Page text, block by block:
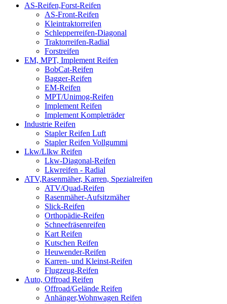
AS-Reifen,Forst-Reifen
AS-Front-Reifen
Kleintraktorreifen
Schlepperreifen-Diagonal
Traktorreifen-Radial
Forstreifen
EM, MPT, Implement Reifen
BobCat-Reifen
Bagger-Reifen
EM-Reifen
MPT/Unimog-Reifen
Implement Reifen
Implement Kompleträder
Industrie Reifen
Stapler Reifen Luft
Stapler Reifen Vollgummi
Lkw/Llkw Reifen
Lkw-Diagonal-Reifen
Lkwreifen - Radial
ATV,Rasenmäher, Karren, Spezialreifen
ATV/Quad-Reifen
Rasenmäher-Aufsitzmäher
Slick-Reifen
Orthopädie-Reifen
Schneefräsenreifen
Kart Reifen
Kutschen Reifen
Heuwender-Reifen
Karren- und Kleinst-Reifen
Flugzeug-Reifen
Auto, Offroad Reifen
Offroad/Gelände Reifen
Anhänger,Wohnwagen Reifen